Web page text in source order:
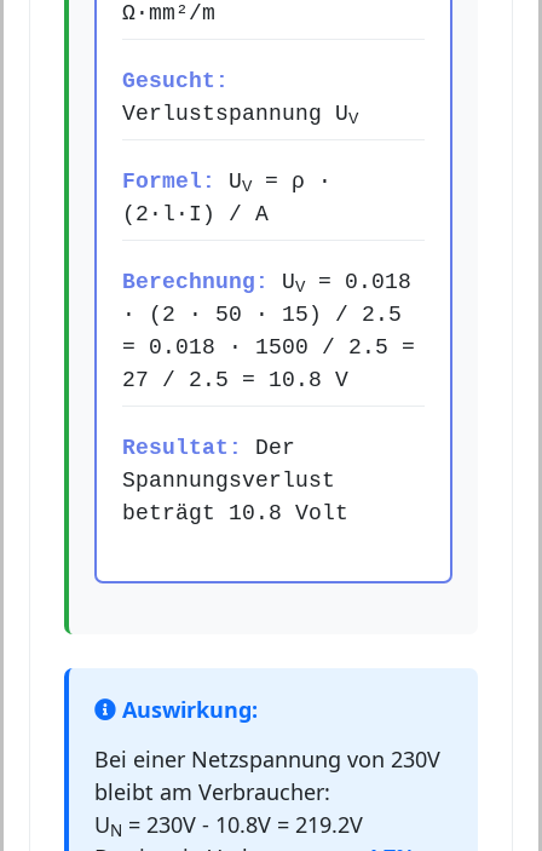
Ω·mm²/m
Gesucht:
Verlustspannung UV
Formel: UV= ρ ·
(2·l·I) / A
Berechnung: UV= 0.018
· (2 · 50 · 15) / 2.5
= 0.018 · 1500 / 2.5 =
27 / 2.5 = 10.8 V
Resultat:
Der
Spannungsverlust
beträgt 10.8 Volt
Auswirkung:
Bei einer Netzspannung von 230V
bleibt am Verbraucher:
UN = 230V - 10.8V = 219.2V